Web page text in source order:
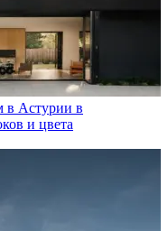
в Астурии в
и цвета